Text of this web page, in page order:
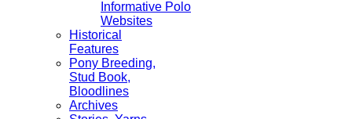
Informative Polo
Websites
Historical
Features
Pony Breeding,
Stud Book,
Bloodlines
Archives